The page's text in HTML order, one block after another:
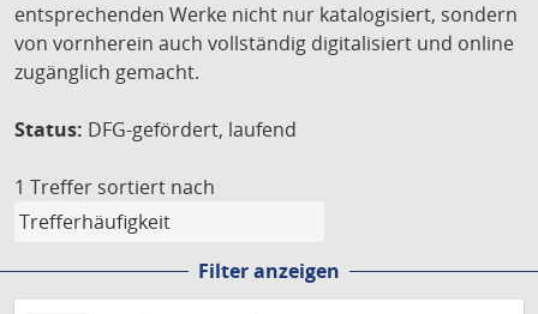
entsprechenden Werke nicht nur katalogisiert, sondern
von vornherein auch vollständig digitalisiert und online
zugänglich gemacht.
Status: DFG-gefördert, laufend
1 Treffer sortiert nach
Filter anzeigen